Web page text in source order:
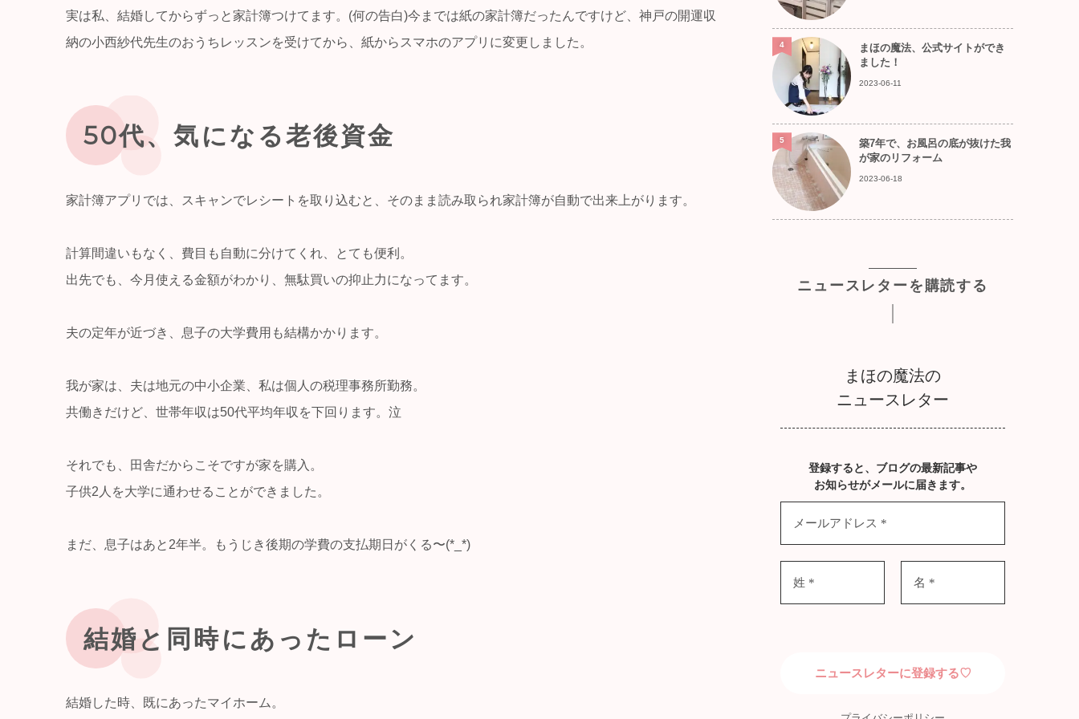
実は私、結婚してからずっと家計簿つけてます。(何の告白)今までは紙の家計簿だったんですけど、神戸の開運収
納の小西紗代先生のおうちレッスンを受けてから、紙からスマホのアプリに変更しました。
50代、気になる老後資金
家計簿アプリでは、スキャンでレシートを取り込むと、そのまま読み取られ家計簿が自動で出来上がります。
計算間違いもなく、費目も自動に分けてくれ、とても便利。
出先でも、今月使える金額がわかり、無駄買いの抑止力になってます。
夫の定年が近づき、息子の大学費用も結構かかります。
我が家は、夫は地元の中小企業、私は個人の税理事務所勤務。
共働きだけど、世帯年収は50代平均年収を下回ります。泣
それでも、田舎だからこそですが家を購入。
子供2人を大学に通わせることができました。
まだ、息子はあと2年半。もうじき後期の学費の支払期日がくる〜(*_*)
結婚と同時にあったローン
結婚した時、既にあったマイホーム。
まほの魔法、公式サイトができ
ました！
2023-06-11
4
築7年で、お風呂の底が抜けた我
が家のリフォーム
2023-06-18
5
ニュースレターを購読する
まほの魔法の
ニュースレター
登録すると、ブログの最新記事や
お知らせがメールに届きます。